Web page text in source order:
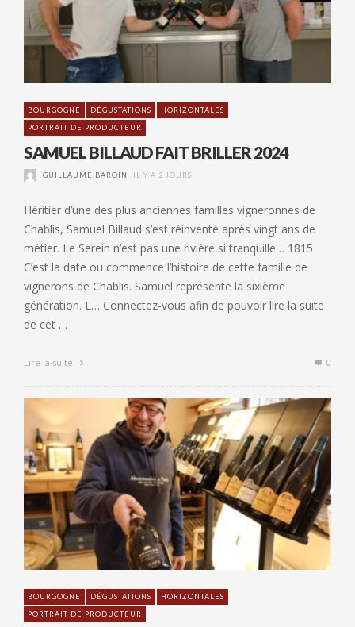
BOURGOGNE DÉGUSTATIONS
HORIZONTALES
PORTRAIT DE PRODUCTEUR
SAMUEL BILLAUD FAIT BRILLER 2024
GUILLAUME BAROIN IL Y A 2 JOURS
Héritier d’une des plus anciennes familles vigneronnes de
Chablis, Samuel Billaud s’est réinventé après vingt ans de
métier. Le Serein n’est pas une rivière si tranquille… 1815
C’est la date ou commence l’histoire de cette famille de
vignerons de Chablis. Samuel représente la sixième
génération. L… Connectez-vous afin de pouvoir lire la suite
de cet …
Lire la suite 0
BOURGOGNE DÉGUSTATIONS
HORIZONTALES
PORTRAIT DE PRODUCTEUR